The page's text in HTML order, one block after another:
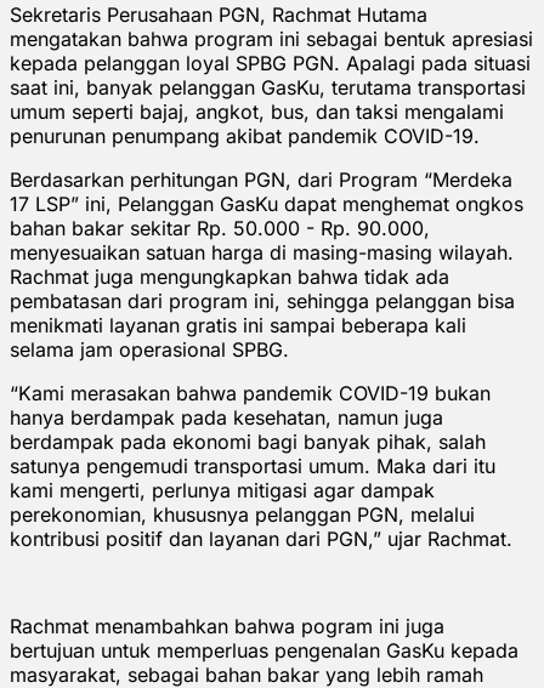
Sekretaris Perusahaan PGN, Rachmat Hutama
mengatakan bahwa program ini sebagai bentuk apresiasi
kepada pelanggan loyal SPBG PGN. Apalagi pada situasi
saat ini, banyak pelanggan GasKu, terutama transportasi
umum seperti bajaj, angkot, bus, dan taksi mengalami
penurunan penumpang akibat pandemik COVID-19.
Berdasarkan perhitungan PGN, dari Program “Merdeka
17 LSP” ini, Pelanggan GasKu dapat menghemat ongkos
bahan bakar sekitar Rp. 50.000 - Rp. 90.000,
menyesuaikan satuan harga di masing-masing wilayah.
Rachmat juga mengungkapkan bahwa tidak ada
pembatasan dari program ini, sehingga pelanggan bisa
menikmati layanan gratis ini sampai beberapa kali
selama jam operasional SPBG.
“Kami merasakan bahwa pandemik COVID-19 bukan
hanya berdampak pada kesehatan, namun juga
berdampak pada ekonomi bagi banyak pihak, salah
satunya pengemudi transportasi umum. Maka dari itu
kami mengerti, perlunya mitigasi agar dampak
perekonomian, khususnya pelanggan PGN, melalui
kontribusi positif dan layanan dari PGN,” ujar Rachmat.
Rachmat menambahkan bahwa pogram ini juga
bertujuan untuk memperluas pengenalan GasKu kepada
masyarakat, sebagai bahan bakar yang lebih ramah